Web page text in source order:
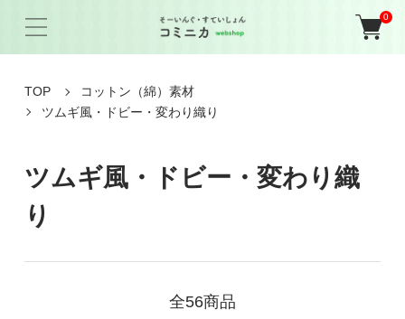
0
TOP
コットン（綿）素材
ツムギ風・ドビー・変わり織り
ツムギ風・ドビー・変わり織
り
全56商品